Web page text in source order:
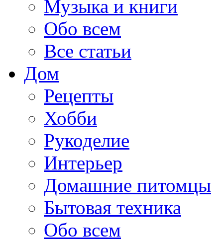
Музыка и книги
Обо всем
Все статьи
Дом
Рецепты
Хобби
Рукоделие
Интерьер
Домашние питомцы
Бытовая техника
Обо всем